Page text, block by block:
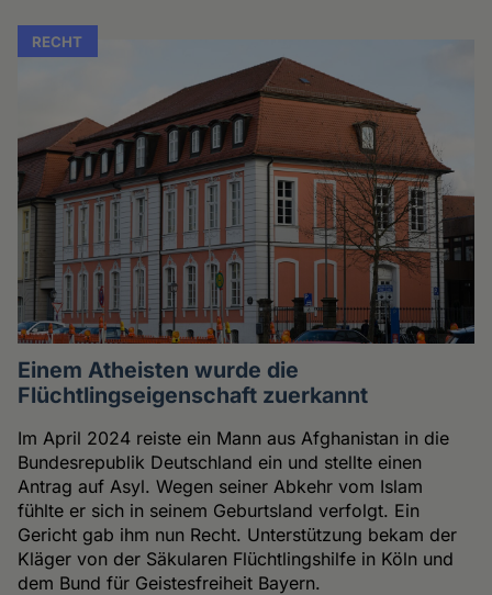
RECHT
Einem Atheisten wurde die
Flüchtlingseigenschaft zuerkannt
Im April 2024 reiste ein Mann aus Afghanistan in die
Bundesrepublik Deutschland ein und stellte einen
Antrag auf Asyl. Wegen seiner Abkehr vom Islam
fühlte er sich in seinem Geburtsland verfolgt. Ein
Gericht gab ihm nun Recht. Unterstützung bekam der
Kläger von der Säkularen Flüchtlingshilfe in Köln und
dem Bund für Geistesfreiheit Bayern.